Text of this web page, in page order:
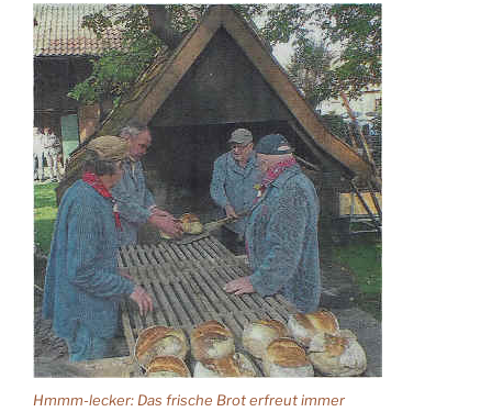
Hmmm-lecker: Das frische Brot erfreut immer